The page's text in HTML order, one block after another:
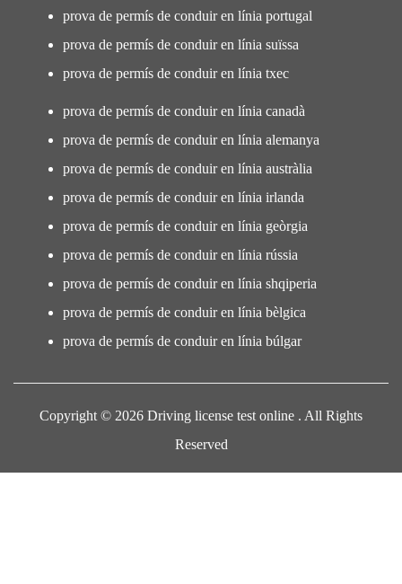
prova de permís de conduir en línia portugal
prova de permís de conduir en línia suïssa
prova de permís de conduir en línia txec
prova de permís de conduir en línia canadà
prova de permís de conduir en línia alemanya
prova de permís de conduir en línia austràlia
prova de permís de conduir en línia irlanda
prova de permís de conduir en línia geòrgia
prova de permís de conduir en línia rússia
prova de permís de conduir en línia shqiperia
prova de permís de conduir en línia bèlgica
prova de permís de conduir en línia búlgar
Copyright © 2026 Driving license test online . All Rights
Reserved